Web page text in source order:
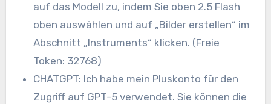
auf das Modell zu, indem Sie oben 2.5 Flash
oben auswählen und auf „Bilder erstellen“ im
Abschnitt „Instruments“ klicken. (Freie
Token: 32768)
CHATGPT: Ich habe mein Pluskonto für den
Zugriff auf GPT-5 verwendet. Sie können die